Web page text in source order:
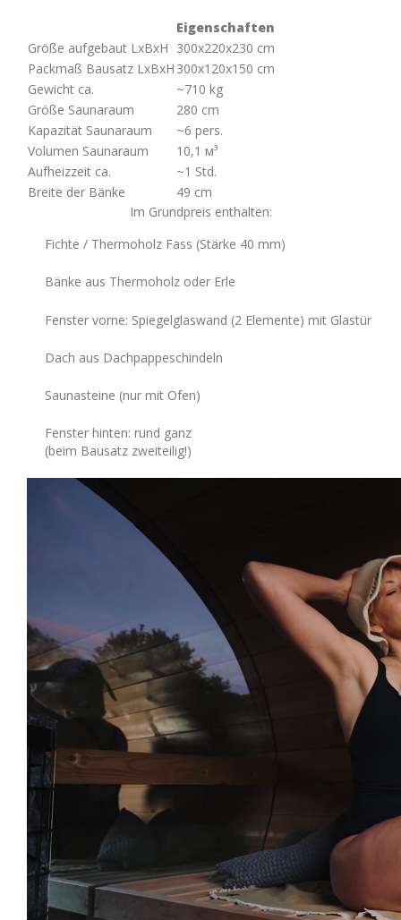
Eigenschaften
Größe aufgebaut LxBxH 300x220x230 cm
Packmaß Bausatz LxBxH 300х120х150 cm
Gewicht ca.
~710 kg
Größe Saunaraum
280 cm
Kapazität Saunaraum
~6 pers.
Volumen Saunaraum
10,1 м³
Aufheizzeit ca.
~1 Std.
Breite der Bänke
49 cm
Im Grundpreis enthalten:
Fichte / Thermoholz Fass (Stärke 40 mm)
Bänke aus Thermoholz oder Erle
Fenster vorne: Spiegelglaswand (2 Elemente) mit Glastür
Dach aus Dachpappeschindeln
Saunasteine (nur mit Ofen)
Fenster hinten: rund ganz
(beim Bausatz zweiteilig!)